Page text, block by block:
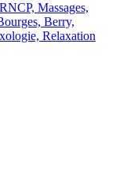
Massages,
Berry,
Relaxation